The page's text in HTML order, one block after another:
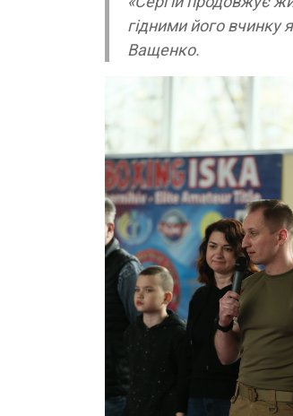
гідними його вчинку
Ващенко.